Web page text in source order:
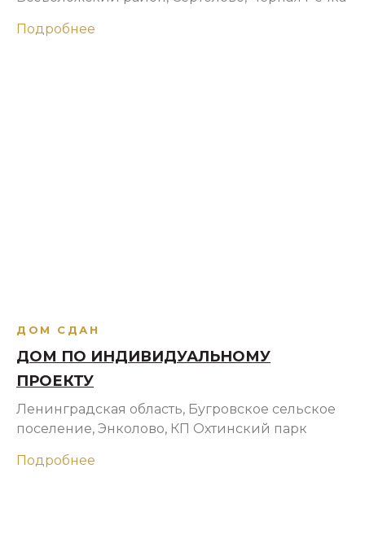
Подробнее
ДОМ СДАН
ДОМ ПО ИНДИВИДУАЛЬНОМУ
ПРОЕКТУ
Ленинградская область, Бугровское сельское
поселение, Энколово, КП Охтинский парк
Подробнее